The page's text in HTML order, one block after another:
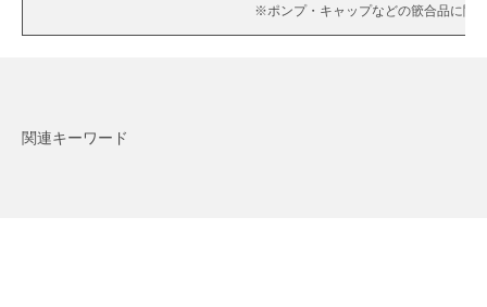
※ポンプ・キャップなどの篏合品に関
関連キーワード